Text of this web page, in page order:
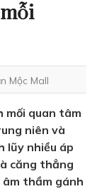
Mộc Mall
mối quan tâm
niên và
lũy nhiều áp
căng thẳng
âm thầm gánh